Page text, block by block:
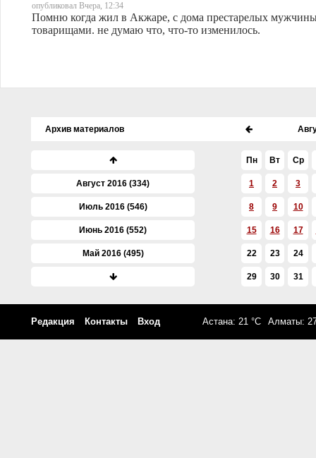
опубликовал Вчера, 12:34
Помню когда жил в Акжаре, с дома престарелых
товарищами. не думаю что, что-то изменилось.
Архив материалов
Август 2016 (334)
Июль 2016 (546)
Июнь 2016 (552)
Май 2016 (495)
Апрель 2016 (611)
Февраль 2016 (605)
Пн Вт Ср
1 2 3
8 9 10
15 16 17
22 23 24
29 30 31
Редакция Контакты Вход Астана: 21 °C Алматы: